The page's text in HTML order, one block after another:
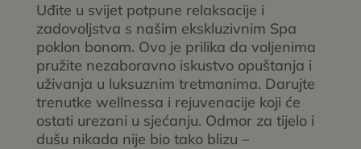
Uđite u svijet potpune relaksacije i
zadovoljstva s našim ekskluzivnim Spa
poklon bonom. Ovo je prilika da voljenima
pružite nezaboravno iskustvo opuštanja i
uživanja u luksuznim tretmanima. Darujte
trenutke wellnessa i rejuvenacije koji će
ostati urezani u sjećanju. Odmor za tijelo i
dušu nikada nije bio tako blizu –